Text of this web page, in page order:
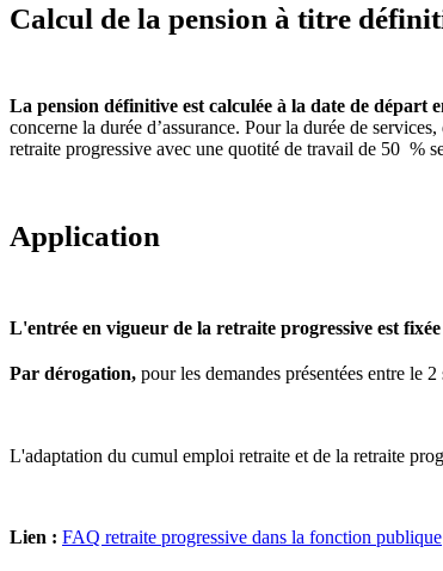
Calcul de la pension à titre
La pension définitive est calculée à la date de
concerne la durée d’assurance. Pour la durée de
retraite progressive avec une quotité de travail de 50 %
Application
L'entrée en vigueur de la retraite progressive est fixée
Par dérogation, pour les demandes présentées entre le
L'adaptation du cumul emploi retraite et de la retraite
Lien : FAQ retraite progressive dans la fonction publique